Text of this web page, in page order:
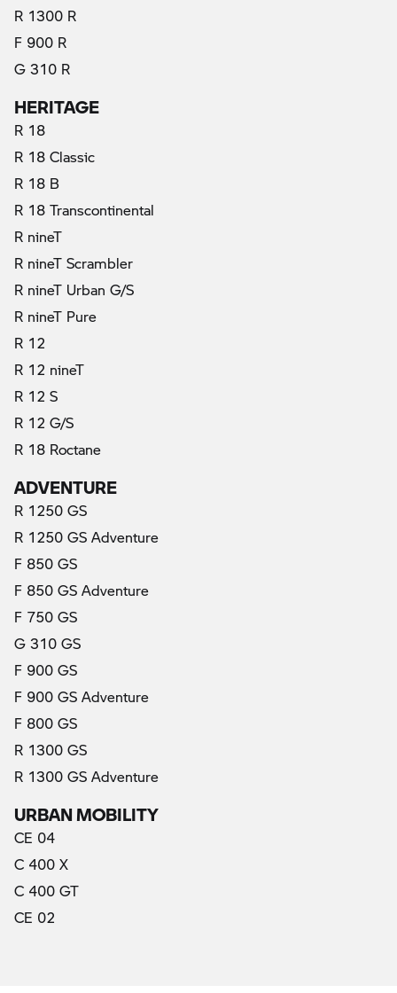
R 1300 R
F 900 R
G 310 R
HERITAGE
R 18
R 18 Classic
R 18 B
R 18 Transcontinental
R nineT
R nineT Scrambler
R nineT Urban G/S
R nineT Pure
R 12
R 12 nineT
R 12 S
R 12 G/S
R 18 Roctane
ADVENTURE
R 1250 GS
R 1250 GS Adventure
F 850 GS
F 850 GS Adventure
F 750 GS(актуални)
G 310 GS
F 900 GS
F 900 GS Adventure
F 800 GS
R 1300 GS
R 1300 GS Adventure
URBAN MOBILITY
CE 04
C 400 X
C 400 GT
CE 02